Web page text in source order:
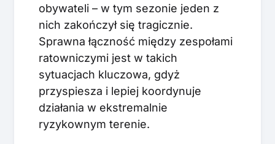
obywateli – w tym sezonie jeden z
nich zakończył się tragicznie.
Sprawna łączność między zespołami
ratowniczymi jest w takich
sytuacjach kluczowa, gdyż
przyspiesza i lepiej koordynuje
działania w ekstremalnie
ryzykownym terenie.